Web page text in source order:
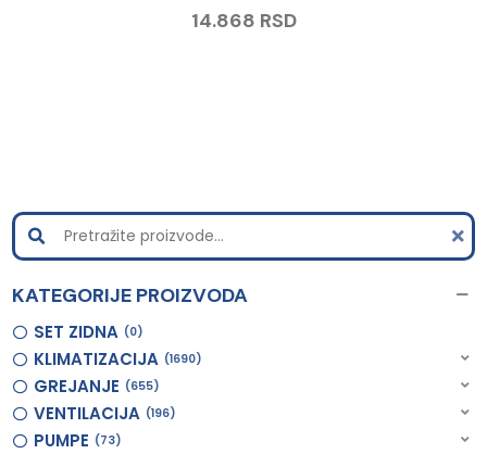
14.868 RSD
KATEGORIJE PROIZVODA
SET ZIDNA 0
KLIMATIZACIJA 1690
GREJANJE 655
VENTILACIJA 196
PUMPE 73